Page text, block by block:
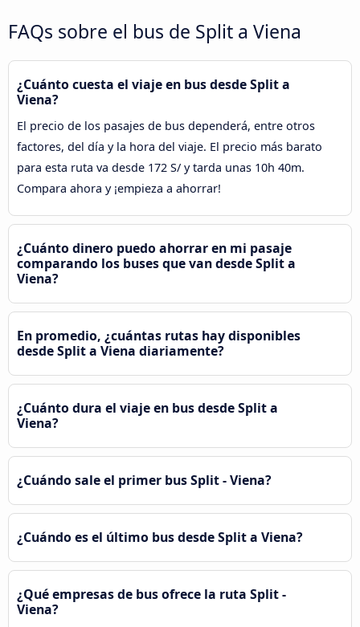
FAQs sobre el bus de Split a Viena
¿Cuánto cuesta el viaje en bus desde Split a
Viena?
El precio de los pasajes de bus dependerá, entre otros
factores, del día y la hora del viaje. El precio más barato
para esta ruta va desde 172 S/ y tarda unas 10h 40m.
Compara ahora y ¡empieza a ahorrar!
¿Cuánto dinero puedo ahorrar en mi pasaje
comparando los buses que van desde Split a
Viena?
En promedio, ¿cuántas rutas hay disponibles
desde Split a Viena diariamente?
¿Cuánto dura el viaje en bus desde Split a
Viena?
¿Cuándo sale el primer bus Split - Viena?
¿Cuándo es el último bus desde Split a Viena?
¿Qué empresas de bus ofrece la ruta Split -
Viena?